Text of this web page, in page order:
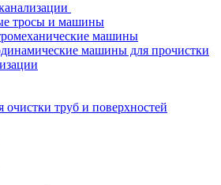
тросы и машины
машины
машины для прочистки
очистки труб и поверхностей